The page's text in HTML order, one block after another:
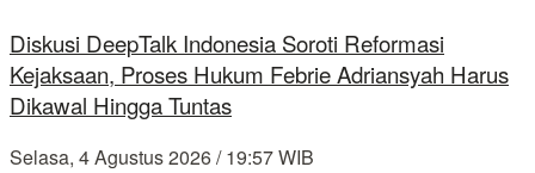
Diskusi DeepTalk Indonesia Soroti Reformasi
Kejaksaan, Proses Hukum Febrie Adriansyah Harus
Dikawal Hingga Tuntas
Selasa, 4 Agustus 2026 / 19:57 WIB